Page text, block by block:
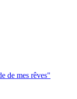
de mes rêves"